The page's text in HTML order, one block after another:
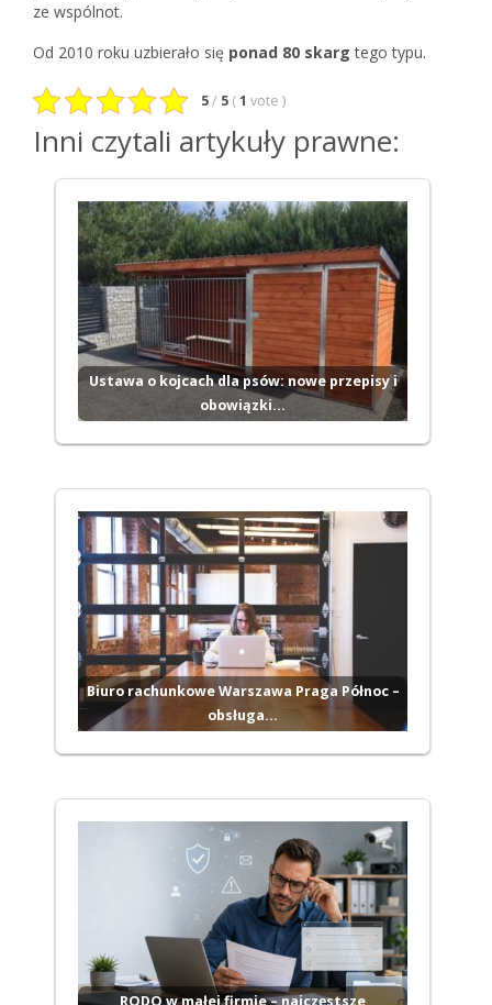
ze wspólnot.
Od 2010 roku uzbierało się ponad 80 skarg tego typu.
5 / 5 ( 1 vote )
Inni czytali artykuły prawne:
Ustawa o kojcach dla psów: nowe przepisy i
obowiązki…
Biuro rachunkowe Warszawa Praga Północ –
obsługa…
RODO w małej firmie – najczęstsze